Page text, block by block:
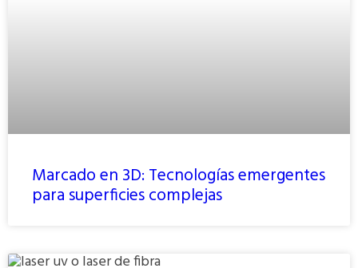
Marcado en 3D: Tecnologías emergentes
para superficies complejas